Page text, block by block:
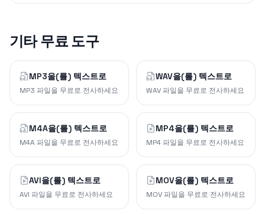
기타 무료 도구
MP3을(를) 텍스트로
MP3 파일을 무료로 전사하세요
WAV을(를) 텍스트로
WAV 파일을 무료로 전사하세요
M4A을(를) 텍스트로
M4A 파일을 무료로 전사하세요
MP4을(를) 텍스트로
MP4 파일을 무료로 전사하세요
AVI을(를) 텍스트로
AVI 파일을 무료로 전사하세요
MOV을(를) 텍스트로
MOV 파일을 무료로 전사하세요